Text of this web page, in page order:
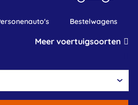
personenauto's bestelwagens
Meer voertuigsoorten